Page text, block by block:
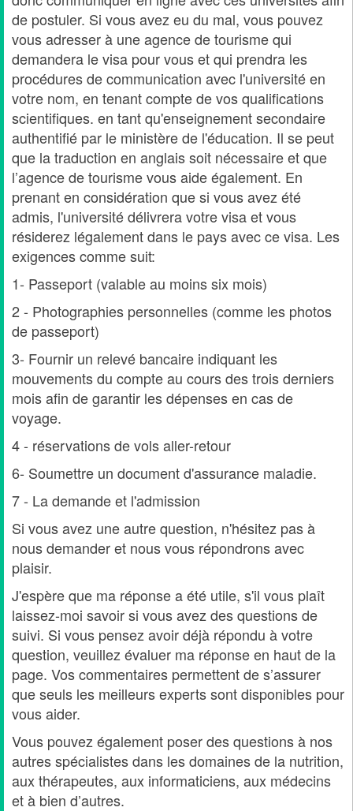
de postuler. Si vous avez eu du mal, vous pouvez
vous adresser à une agence de tourisme qui
demandera le visa pour vous et qui prendra les
procédures de communication avec l'université en
votre nom, en tenant compte de vos qualifications
scientifiques. en tant qu'enseignement secondaire
authentifié par le ministère de l'éducation. Il se peut
que la traduction en anglais soit nécessaire et que
l’agence de tourisme vous aide également. En
prenant en considération que si vous avez été
admis, l'université délivrera votre visa et vous
résiderez légalement dans le pays avec ce visa. Les
exigences comme suit:
1- Passeport (valable au moins six mois)
2 - Photographies personnelles (comme les photos
de passeport)
3- Fournir un relevé bancaire indiquant les
mouvements du compte au cours des trois derniers
mois afin de garantir les dépenses en cas de
voyage.
4 - réservations de vols aller-retour
6- Soumettre un document d'assurance maladie.
7 - La demande et l'admission
Si vous avez une autre question, n'hésitez pas à
nous demander et nous vous répondrons avec
plaisir.
J'espère que ma réponse a été utile, s'il vous plaît
laissez-moi savoir si vous avez des questions de
suivi. Si vous pensez avoir déjà répondu à votre
question, veuillez évaluer ma réponse en haut de la
page. Vos commentaires permettent de s’assurer
que seuls les meilleurs experts sont disponibles pour
vous aider.
Vous pouvez également poser des questions à nos
autres spécialistes dans les domaines de la nutrition,
aux thérapeutes, aux informaticiens, aux médecins
et à bien d’autres.